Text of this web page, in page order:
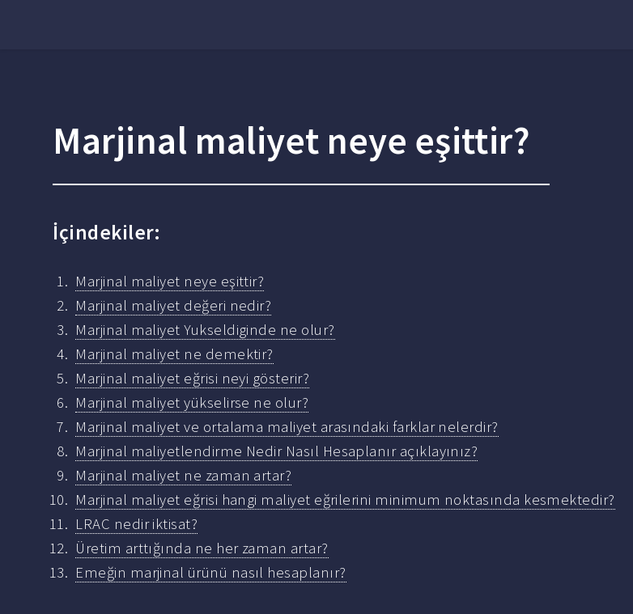
Marjinal maliyet neye eşittir?
İçindekiler:
Marjinal maliyet neye eşittir?
Marjinal maliyet değeri nedir?
Marjinal maliyet Yukseldiginde ne olur?
Marjinal maliyet ne demektir?
Marjinal maliyet eğrisi neyi gösterir?
Marjinal maliyet yükselirse ne olur?
Marjinal maliyet ve ortalama maliyet arasındaki farklar nelerdir?
Marjinal maliyetlendirme Nedir Nasıl Hesaplanır açıklayınız?
Marjinal maliyet ne zaman artar?
Marjinal maliyet eğrisi hangi maliyet eğrilerini minimum noktasında kesmektedir?
LRAC nedir iktisat?
Üretim arttığında ne her zaman artar?
Emeğin marjinal ürünü nasıl hesaplanır?